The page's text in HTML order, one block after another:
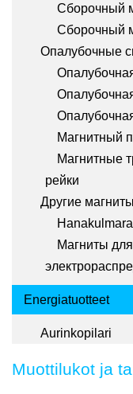
Сборочный
Сборочный
Опалубочные
Магнитный
Магнитные
рейки
Другие магниты
Магниты
Energiatuotteet
Aurinkopilari
Muottilukot ja